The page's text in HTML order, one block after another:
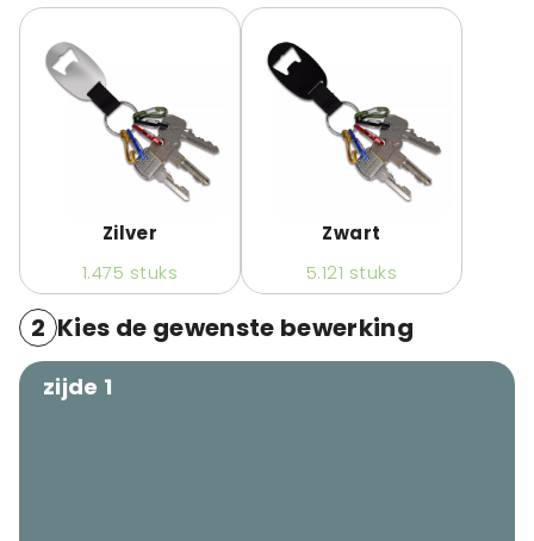
Zilver
1.475 stuks
Zwart
5.121 stuks
2 Kies de gewenste bewerking
zijde 1